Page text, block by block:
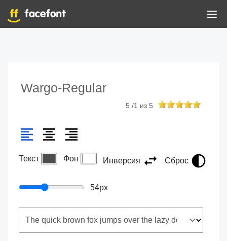
Wargo-Regular
5 /1 из 5
Текст Фон Инверсия Сброс
54px